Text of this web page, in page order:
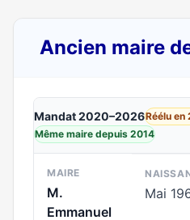
Ancien maire
Mandat 2020–2026Réélu en
Même maire depuis 2014
MAIRE
M.
Emmanuel
Mai